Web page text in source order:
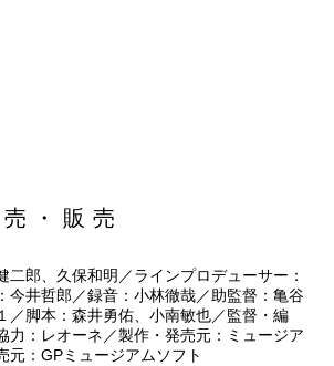
・販売
二郎、久保和明／ラインプロデューサー：
今井哲郎／録音：小林徹哉／助監督：亀谷
／脚本：森井勇佑、小南敏也／監督・編
力：レオーネ／製作・発売元：ミュージア
元：GPミュージアムソフト